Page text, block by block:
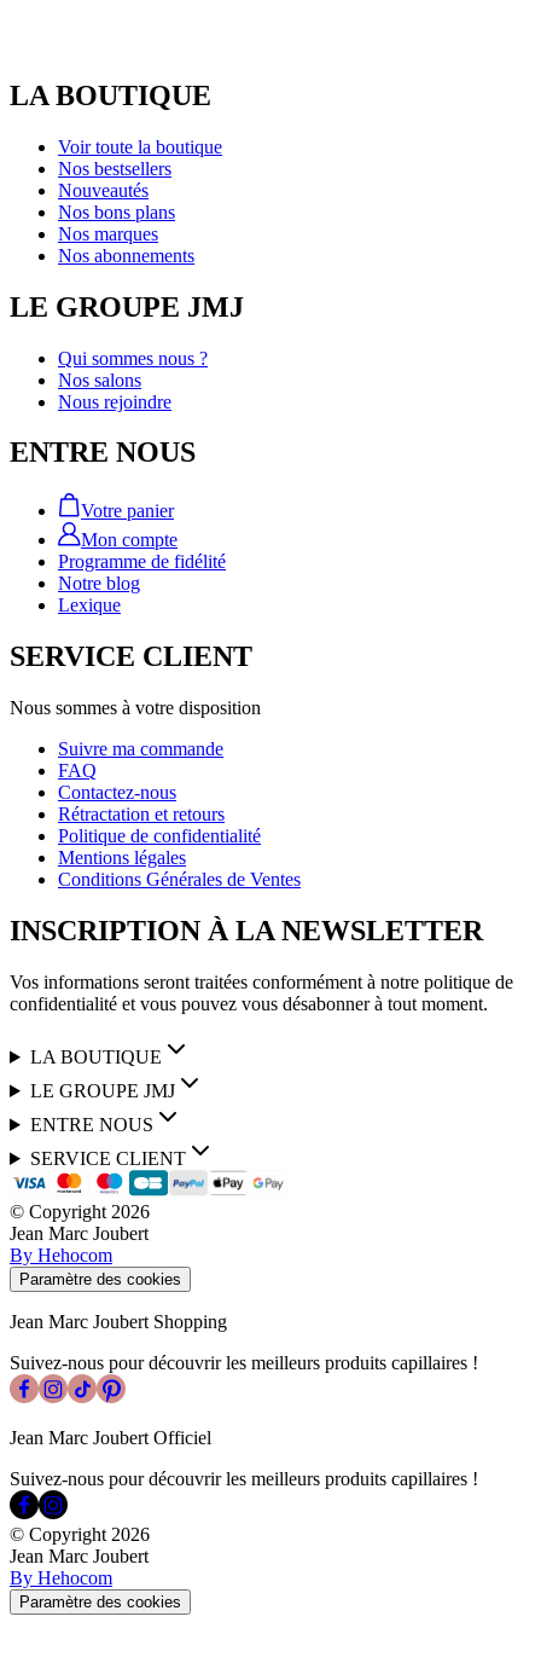
LA BOUTIQUE
Voir toute la boutique
Nos bestsellers
Nouveautés
Nos bons plans
Nos marques
Nos abonnements
LE GROUPE JMJ
Qui sommes nous ?
Nos salons
Nous rejoindre
ENTRE NOUS
Votre panier
Mon compte
Programme de fidélité
Notre blog
Lexique
SERVICE CLIENT
Nous sommes à votre disposition
Suivre ma commande
FAQ
Contactez-nous
Rétractation et retours
Politique de confidentialité
Mentions légales
Conditions Générales de Ventes
INSCRIPTION À LA NEWSLETTER
Vos informations seront traitées conformément à notre politique de
confidentialité et vous pouvez vous désabonner à tout moment.
LA BOUTIQUE
LE GROUPE JMJ
ENTRE NOUS
SERVICE CLIENT
© Copyright 2026
Jean Marc Joubert
By Hehocom
Paramètre des cookies
Jean Marc Joubert Shopping
Suivez-nous pour découvrir les meilleurs produits capillaires !
Jean Marc Joubert Officiel
Suivez-nous pour découvrir les meilleurs produits capillaires !
© Copyright 2026
Jean Marc Joubert
By Hehocom
Paramètre des cookies